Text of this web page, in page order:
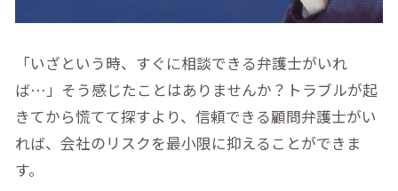
「いざという時、すぐに相談できる弁護士がいれ
ば…」そう感じたことはありませんか？トラブルが起
きてから慌てて探すより、信頼できる顧問弁護士がい
れば、会社のリスクを最小限に抑えることができま
す。